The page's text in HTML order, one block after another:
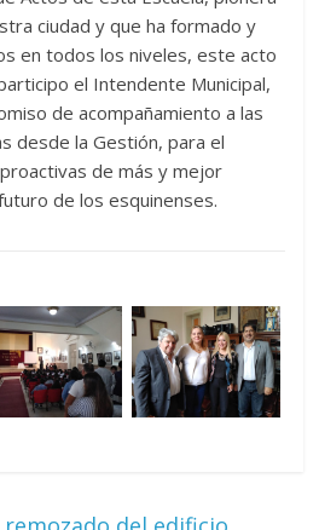
ciudad y que ha formado y
en todos los niveles, este acto
el Intendente Municipal,
de acompañamiento a las
desde la Gestión, para el
de más y mejor
de los esquinenses.